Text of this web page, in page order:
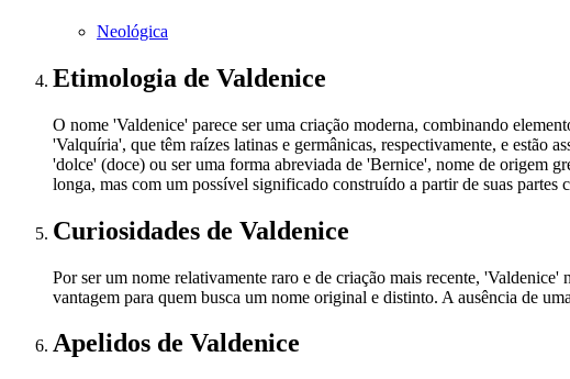
Neológica
Etimologia de Valdenice
O nome 'Valdenice' parece ser uma criação moderna, combinando
'Valquíria', que têm raízes latinas e germânicas, respectivamente, e estão
'dolce' (doce) ou ser uma forma abreviada de 'Bernice', nome de origem
longa, mas com um possível significado construído a partir de suas partes
Curiosidades de Valdenice
Por ser um nome relativamente raro e de criação mais recente,
vantagem para quem busca um nome original e distinto. A ausência de
Apelidos de Valdenice